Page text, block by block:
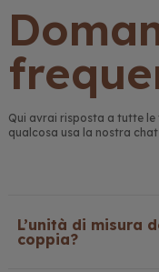
Qui avrai risposta a tutte le
qualcosa usa la nostra chat
L’unità di misura
coppia?